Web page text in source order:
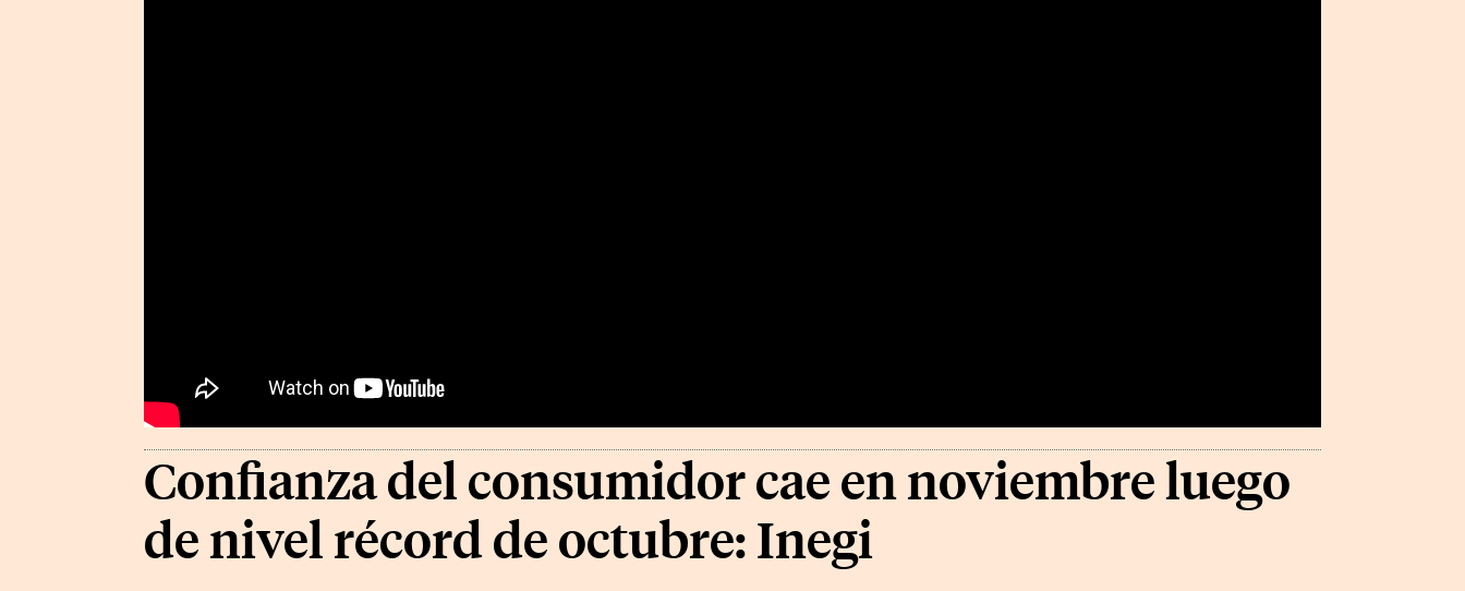
Confianza del consumidor cae en noviembre luego
de nivel récord de octubre: Inegi